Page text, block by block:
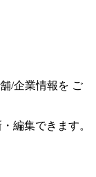
/企業情報を ご
編集できます。